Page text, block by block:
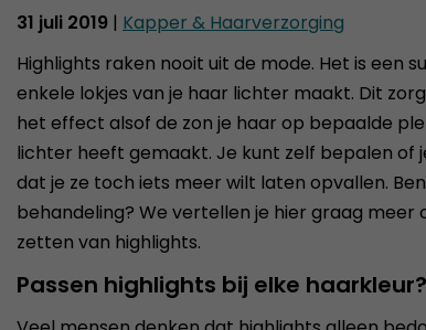
31 juli 2019 | Kapper & Haarverzorging
Highlights raken nooit uit de mode. Het is een
enkele lokjes van je haar lichter maakt. Dit
het effect alsof de zon je haar op bepaalde
lichter heeft gemaakt. Je kunt zelf bepalen of
dat je ze toch iets meer wilt laten opvallen.
behandeling? We vertellen je hier graag
zetten van highlights.
Passen highlights bij elke haarkleur?